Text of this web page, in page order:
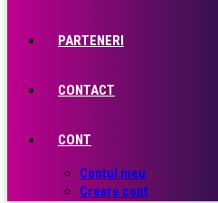
PARTENERI
CONTACT
CONT
Contul meu
Creare cont